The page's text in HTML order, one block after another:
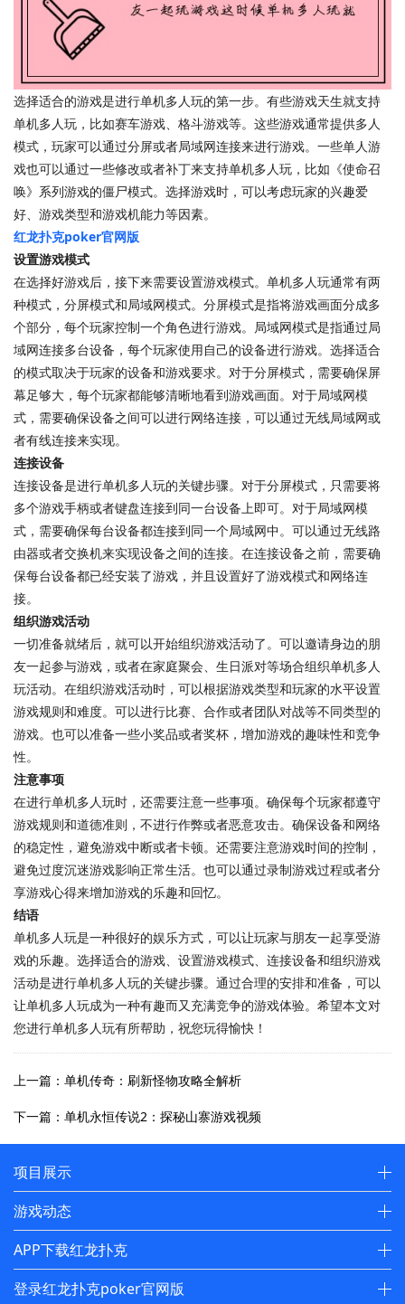
选择适合的游戏是进行单机多人玩的第一步。有些游戏天生就支持
单机多人玩，比如赛车游戏、格斗游戏等。这些游戏通常提供多人
模式，玩家可以通过分屏或者局域网连接来进行游戏。一些单人游
戏也可以通过一些修改或者补丁来支持单机多人玩，比如《使命召
唤》系列游戏的僵尸模式。选择游戏时，可以考虑玩家的兴趣爱
好、游戏类型和游戏机能力等因素。
红龙扑克poker官网版
设置游戏模式
在选择好游戏后，接下来需要设置游戏模式。单机多人玩通常有两
种模式，分屏模式和局域网模式。分屏模式是指将游戏画面分成多
个部分，每个玩家控制一个角色进行游戏。局域网模式是指通过局
域网连接多台设备，每个玩家使用自己的设备进行游戏。选择适合
的模式取决于玩家的设备和游戏要求。对于分屏模式，需要确保屏
幕足够大，每个玩家都能够清晰地看到游戏画面。对于局域网模
式，需要确保设备之间可以进行网络连接，可以通过无线局域网或
者有线连接来实现。
连接设备
连接设备是进行单机多人玩的关键步骤。对于分屏模式，只需要将
多个游戏手柄或者键盘连接到同一台设备上即可。对于局域网模
式，需要确保每台设备都连接到同一个局域网中。可以通过无线路
由器或者交换机来实现设备之间的连接。在连接设备之前，需要确
保每台设备都已经安装了游戏，并且设置好了游戏模式和网络连
接。
组织游戏活动
一切准备就绪后，就可以开始组织游戏活动了。可以邀请身边的朋
友一起参与游戏，或者在家庭聚会、生日派对等场合组织单机多人
玩活动。在组织游戏活动时，可以根据游戏类型和玩家的水平设置
游戏规则和难度。可以进行比赛、合作或者团队对战等不同类型的
游戏。也可以准备一些小奖品或者奖杯，增加游戏的趣味性和竞争
性。
注意事项
在进行单机多人玩时，还需要注意一些事项。确保每个玩家都遵守
游戏规则和道德准则，不进行作弊或者恶意攻击。确保设备和网络
的稳定性，避免游戏中断或者卡顿。还需要注意游戏时间的控制，
避免过度沉迷游戏影响正常生活。也可以通过录制游戏过程或者分
享游戏心得来增加游戏的乐趣和回忆。
结语
单机多人玩是一种很好的娱乐方式，可以让玩家与朋友一起享受游
戏的乐趣。选择适合的游戏、设置游戏模式、连接设备和组织游戏
活动是进行单机多人玩的关键步骤。通过合理的安排和准备，可以
让单机多人玩成为一种有趣而又充满竞争的游戏体验。希望本文对
您进行单机多人玩有所帮助，祝您玩得愉快！
上一篇：单机传奇：刷新怪物攻略全解析
下一篇：单机永恒传说2：探秘山寨游戏视频
项目展示
游戏动态
APP下载红龙扑克
登录红龙扑克poker官网版